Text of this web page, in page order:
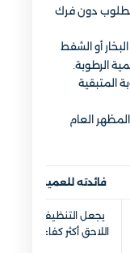
دون فرك
أو الشفط
الرطوبة.
المتبقية
العام
فائدته للعميل
يجعل التنظيف
اللاحق أكثر كفاءة